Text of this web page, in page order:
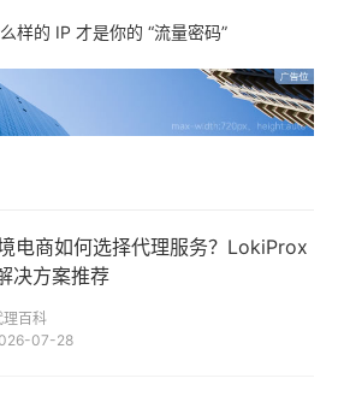
样的 IP 才是你的 “流量密码”
电商如何选择代理服务？LokiProx
决方案推荐
理百科
07-28